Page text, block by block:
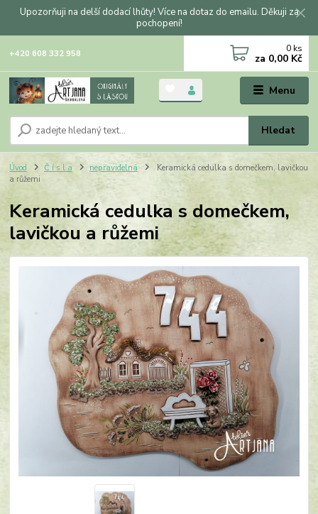
Upozorňuji na delší dodací lhůty! Více na dotaz do emailu. Děkuji za
pochopení!
Menu
Hledat
+420 608 332 958 0 ks
za 0,00 Kč
Úvod Č í s l a nepravidelná
Keramická cedulka s domečkem, lavičkou
a růžemi
Keramická cedulka s domečkem,
lavičkou a růžemi